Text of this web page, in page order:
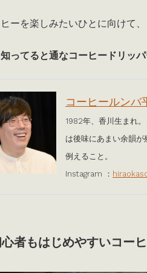
ーを楽しみたいひとに向けて、
知ってると通なコーヒードリッ
コーヒールンバ
1982年、香川生まれ
は後味にあまい余韻
例えること。
Instagram ：
者もはじめやすいコー